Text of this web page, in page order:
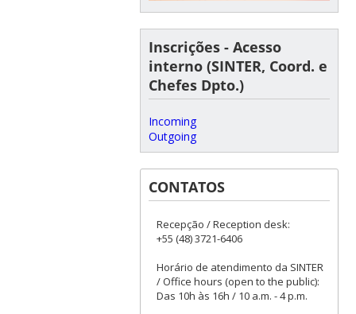
Inscrições - Acesso
interno (SINTER, Coord. e
Chefes Dpto.)
Incoming
Outgoing
CONTATOS
Recepção / Reception desk:
+55 (48) 3721-6406
Horário de atendimento da SINTER
/ Office hours (open to the public):
Das 10h às 16h / 10 a.m. - 4 p.m.